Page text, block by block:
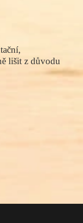
lišit z důvodu